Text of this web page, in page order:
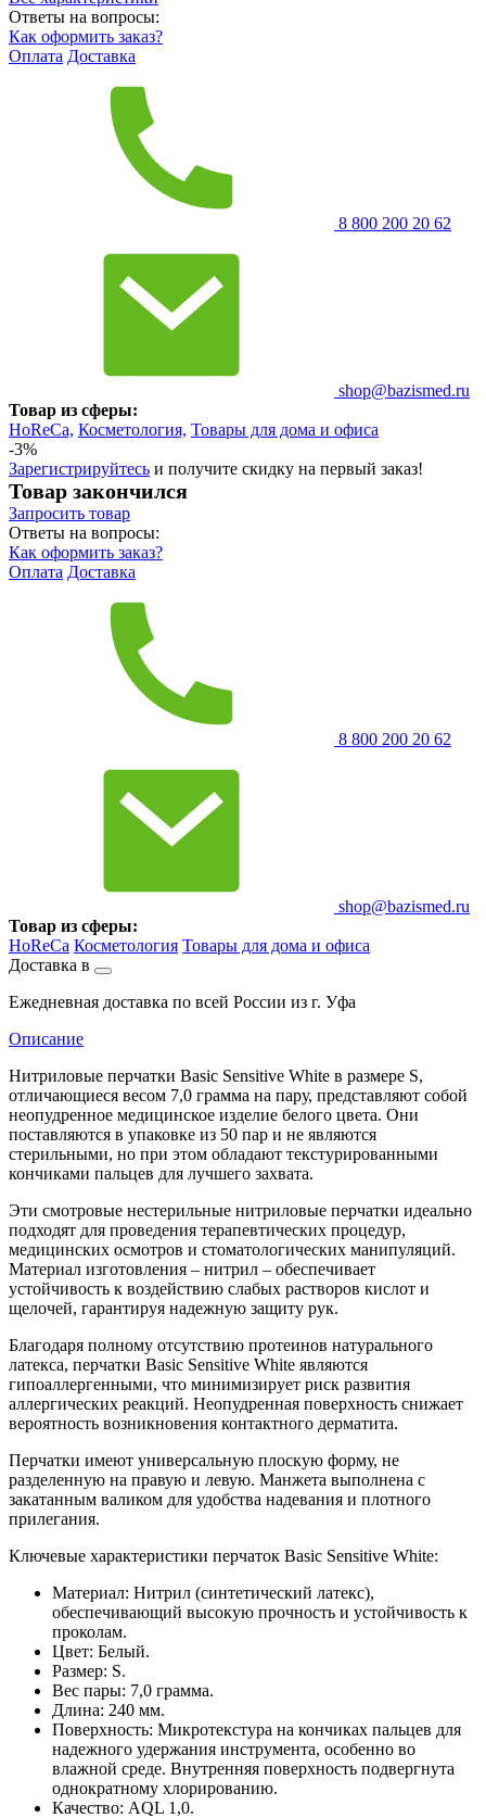
Ответы на вопросы:
Как оформить заказ?
Оплата Доставка
8 800 200 20 62
shop@bazismed.ru
Товар из сферы:
HoReCa, Косметология, Товары для дома и офиса
-3%
Зарегистрируйтесь и получите скидку на первый заказ!
Товар закончился
Запросить товар
Ответы на вопросы:
Как оформить заказ?
Оплата Доставка
8 800 200 20 62
shop@bazismed.ru
Товар из сферы:
HoReCa Косметология Товары для дома и офиса
Доставка в
Ежедневная доставка по всей России из г. Уфа
Описание
Нитриловые перчатки Basic Sensitive White в размере S,
отличающиеся весом 7,0 грамма на пару, представляют собой
неопудренное медицинское изделие белого цвета. Они
поставляются в упаковке из 50 пар и не являются
стерильными, но при этом обладают текстурированными
кончиками пальцев для лучшего захвата.
Эти смотровые нестерильные нитриловые перчатки идеально
подходят для проведения терапевтических процедур,
медицинских осмотров и стоматологических манипуляций.
Материал изготовления – нитрил – обеспечивает
устойчивость к воздействию слабых растворов кислот и
щелочей, гарантируя надежную защиту рук.
Благодаря полному отсутствию протеинов натурального
латекса, перчатки Basic Sensitive White являются
гипоаллергенными, что минимизирует риск развития
аллергических реакций. Неопудренная поверхность снижает
вероятность возникновения контактного дерматита.
Перчатки имеют универсальную плоскую форму, не
разделенную на правую и левую. Манжета выполнена с
закатанным валиком для удобства надевания и плотного
прилегания.
Ключевые характеристики перчаток Basic Sensitive White:
Материал: Нитрил (синтетический латекс),
обеспечивающий высокую прочность и устойчивость к
проколам.
Цвет: Белый.
Размер: S.
Вес пары: 7,0 грамма.
Длина: 240 мм.
Поверхность: Микротекстура на кончиках пальцев для
надежного удержания инструмента, особенно во
влажной среде. Внутренняя поверхность подвергнута
однократному хлорированию.
Качество: AQL 1,0.